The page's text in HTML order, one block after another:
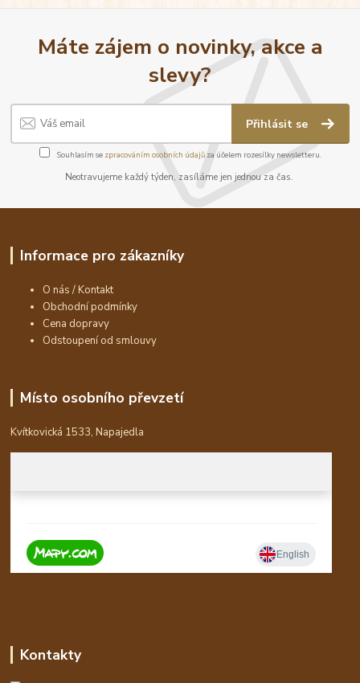
Máte zájem o novinky, akce a
slevy?
Přihlásit se
Souhlasím se zpracováním osobních údajůza účelem rozesílky newsletteru.
Neotravujeme každý týden, zasíláme jen jednou za čas.
Informace pro zákazníky
O nás / Kontakt
Obchodní podmínky
Cena dopravy
Odstoupení od smlouvy
Místo osobního převzetí
Kvítkovická 1533, Napajedla
Kontakty